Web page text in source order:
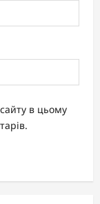
в цьому